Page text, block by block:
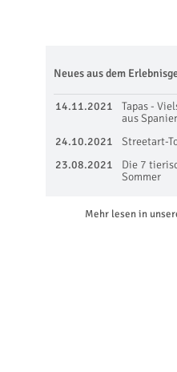
Neues aus dem
14.11.2021
Tapas -
aus
24.10.2021
Streetart-
23.08.2021
Die 7
Sommer
Mehr lesen in